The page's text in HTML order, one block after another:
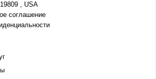
, USA
соглашение